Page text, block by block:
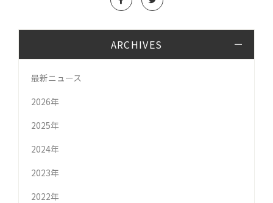
ARCHIVES
最新ニュース
2026年
2025年
2024年
2023年
2022年